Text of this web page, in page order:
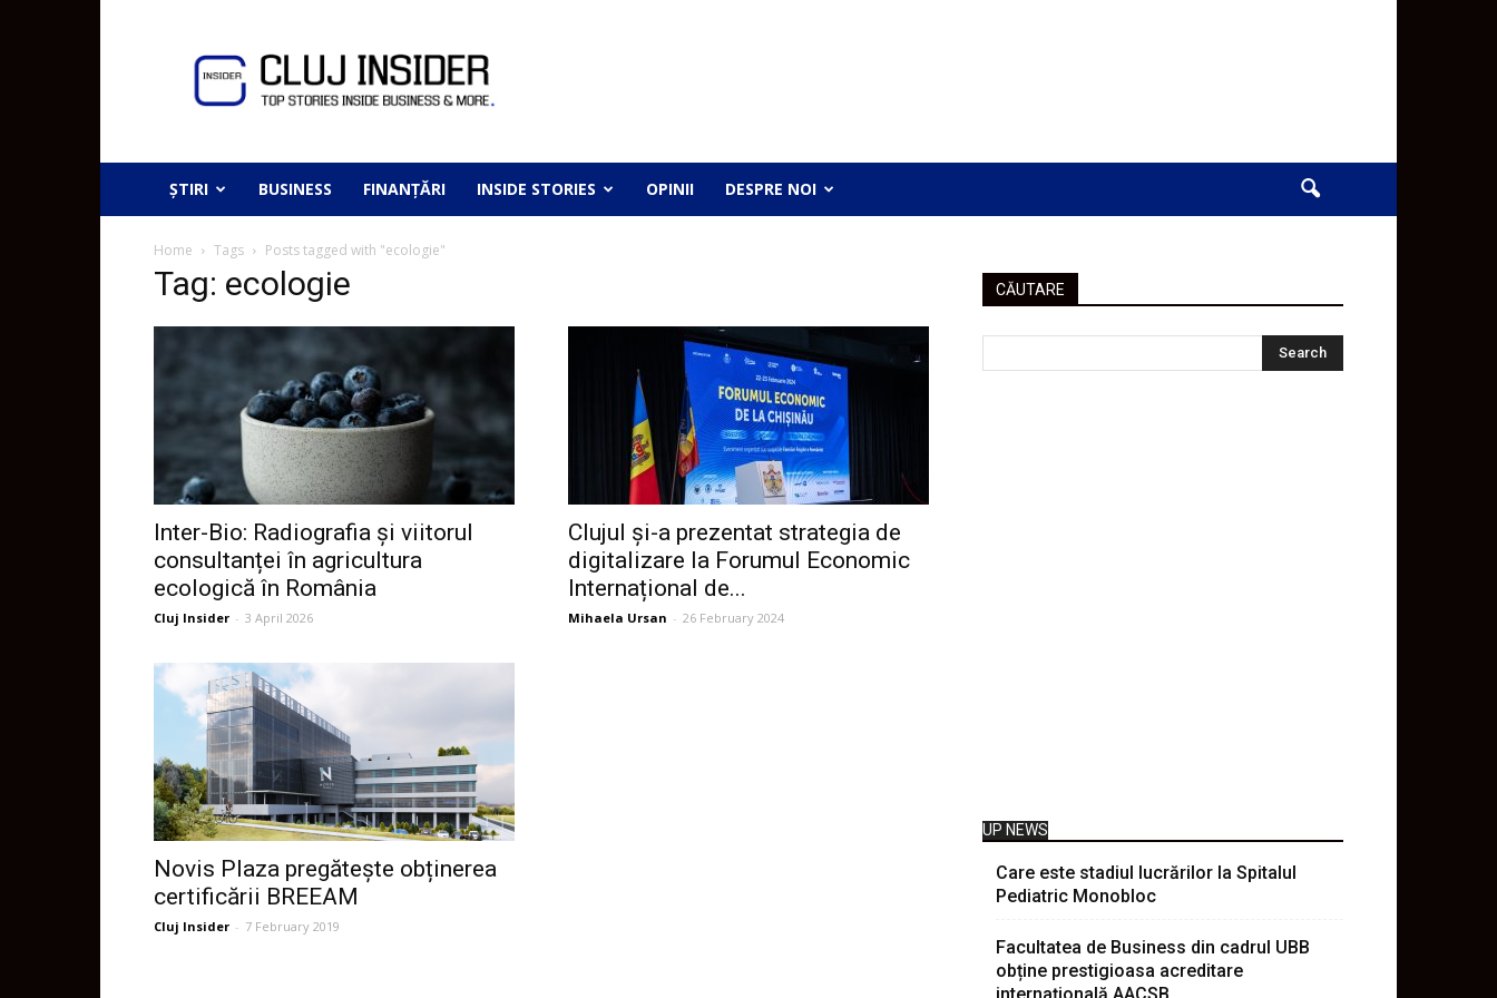
ȘTIRI BUSINESS FINANȚĂRI INSIDE STORIES OPINII DESPRE NOI
Home Tags Posts tagged with "ecologie"
Tag: ecologie
Inter-Bio: Radiografia și viitorul
consultanței în agricultura
ecologică în România
Cluj Insider - 3 April 2026
Clujul și-a prezentat strategia de
digitalizare la Forumul Economic
Internațional de...
Mihaela Ursan - 26 February 2024
Novis Plaza pregătește obținerea
certificării BREEAM
Cluj Insider - 7 February 2019
CĂUTARE
UP NEWS
Care este stadiul lucrărilor la Spitalul
Pediatric Monobloc
Facultatea de Business din cadrul UBB
obține prestigioasa acreditare